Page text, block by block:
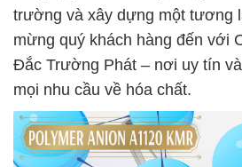
trường và xây dựng một tương
mừng quý khách hàng đến với
Đắc Trường Phát – nơi uy tín
mọi nhu cầu về hóa chất.